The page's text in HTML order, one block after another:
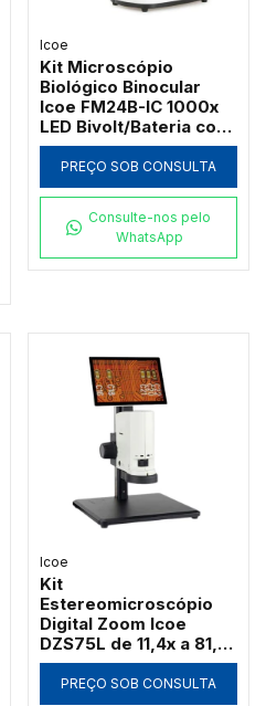
Icoe
Kit Microscópio
Biológico Binocular
Icoe FM24B-IC 1000x
LED Bivolt/Bateria com
Ótica Acromática
PREÇO SOB CONSULTA
Consulte-nos pelo
WhatsApp
Icoe
Kit
Estereomicroscópio
Digital Zoom Icoe
DZS75L de 11,4x a 81,8x
Tela Touch 10" 4MP
Anel LED HDMI Wi-Fi
PREÇO SOB CONSULTA